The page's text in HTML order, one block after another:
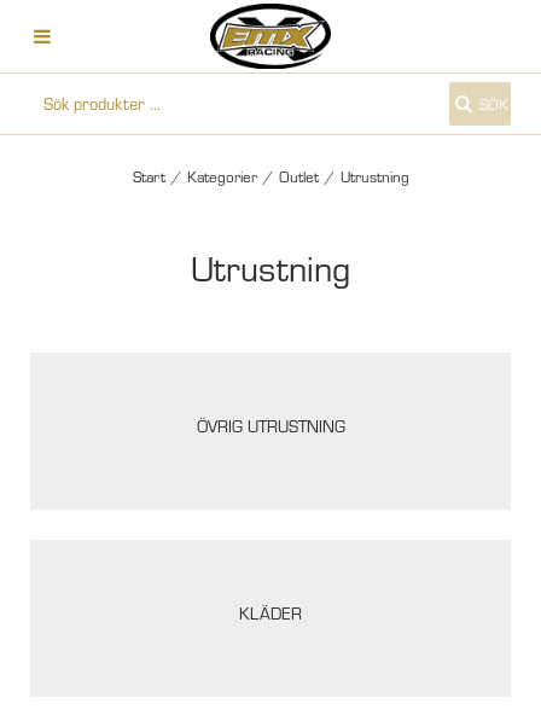
SÖK
Start / Kategorier / Outlet / Utrustning
Utrustning
ÖVRIG UTRUSTNING
KLÄDER